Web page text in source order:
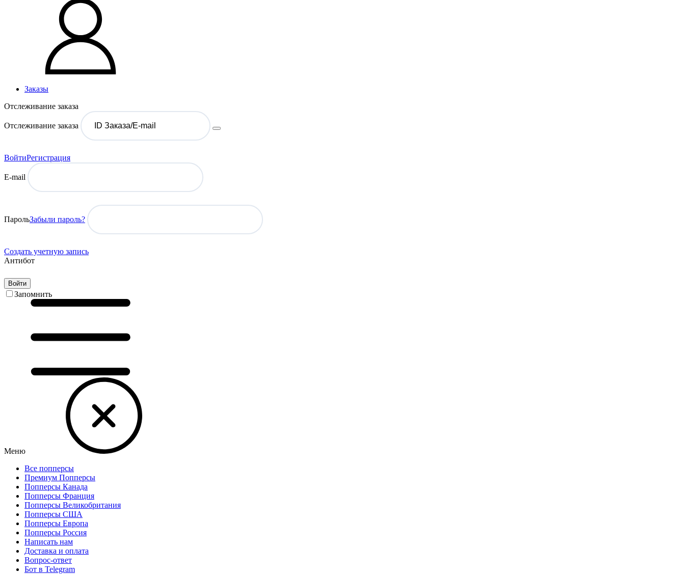
Заказы
Отслеживание заказа
Отслеживание заказа
ВойтиРегистрация
E-mail
ПарольЗабыли пароль?
Создать учетную запись
Антибот
Войти
Запомнить
Меню
Все попперсы
Премиум Попперсы
Попперсы Канада
Попперсы Франция
Попперсы Великобритания
Попперсы США
Попперсы Европа
Попперсы Россия
Написать нам
Доставка и оплата
Вопрос-ответ
Бот в Telegram